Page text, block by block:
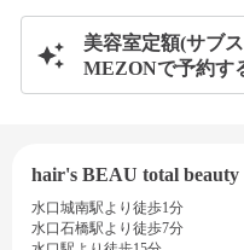
美容室定額(サブ
MEZONで予約す
hair's BEAU total beauty
水口城南駅より徒歩1分
水口石橋駅より徒歩7分